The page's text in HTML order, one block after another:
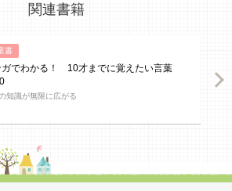
関連書籍
書
ガでわかる！ 10才までに覚えたい言葉
知識が無限に広がる